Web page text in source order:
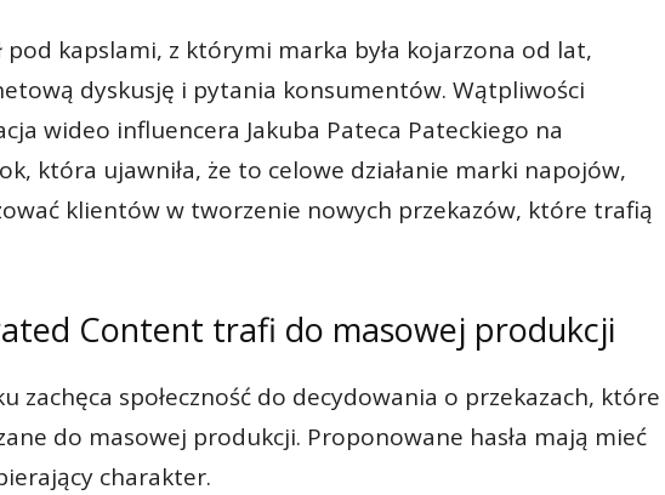
pod kapslami, z którymi marka była kojarzona od lat,
dyskusję i pytania konsumentów. Wątpliwości
wideo influencera Jakuba Pateca Pateckiego na
która ujawniła, że to celowe działanie marki napojów,
klientów w tworzenie nowych przekazów, które trafią
Content trafi do masowej produkcji
zachęca społeczność do decydowania o przekazach, które
do masowej produkcji. Proponowane hasła mają mieć
charakter.